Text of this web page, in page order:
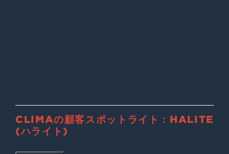
CLIMAの顧客スポットライト：HALITE
(ハライト)